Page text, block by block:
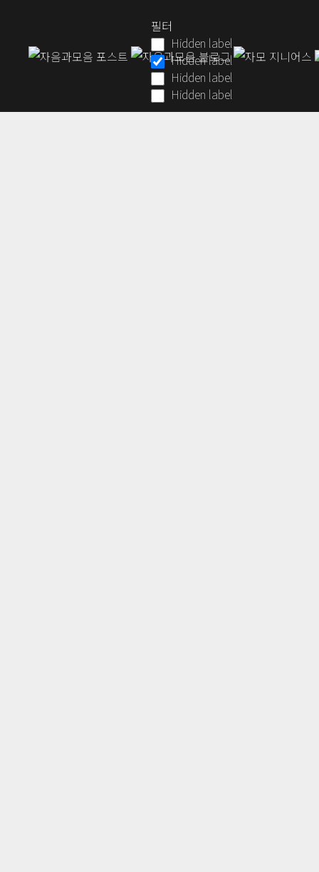
필터
Hidden label
Hidden label
Hidden label
Hidden label